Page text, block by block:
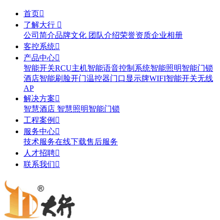
首页
了解大行 
公司简介品牌文化 团队介绍荣誉资质企业相册
客控系统
产品中心
智能开关RCU主机智能语音控制系统智能照明智能门锁
酒店智能刷脸开门温控器门口显示牌WIFI智能开关无线
AP
解决方案
智慧酒店 智慧照明智能门锁
工程案例 
服务中心
技术服务在线下载售后服务
人才招聘
联系我们